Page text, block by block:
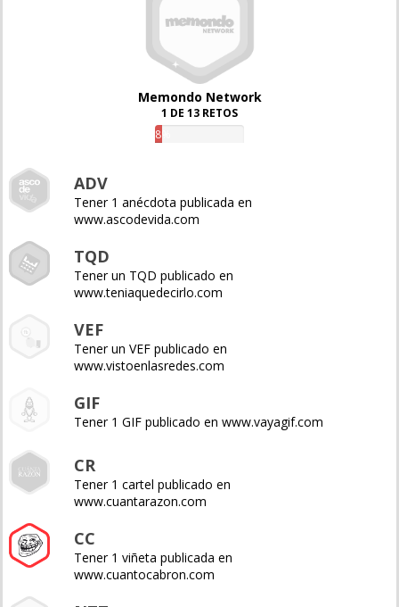
Memondo Network
1 DE 13 RETOS
8%
ADV
Tener 1 anécdota publicada en
www.ascodevida.com
TQD
Tener un TQD publicado en
www.teniaquedecirlo.com
VEF
Tener un VEF publicado en
www.vistoenlasredes.com
GIF
Tener 1 GIF publicado en www.vayagif.com
CR
Tener 1 cartel publicado en
www.cuantarazon.com
CC
Tener 1 viñeta publicada en
www.cuantocabron.com